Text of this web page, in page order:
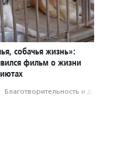
собачья жизнь»:
фильм о жизни
· Благотвори­тель­ность и